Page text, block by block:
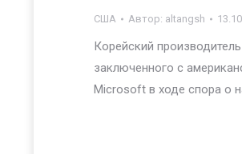
США Автор: altangsh
Корейский
заключенного с
Microsoft в ходе спора о